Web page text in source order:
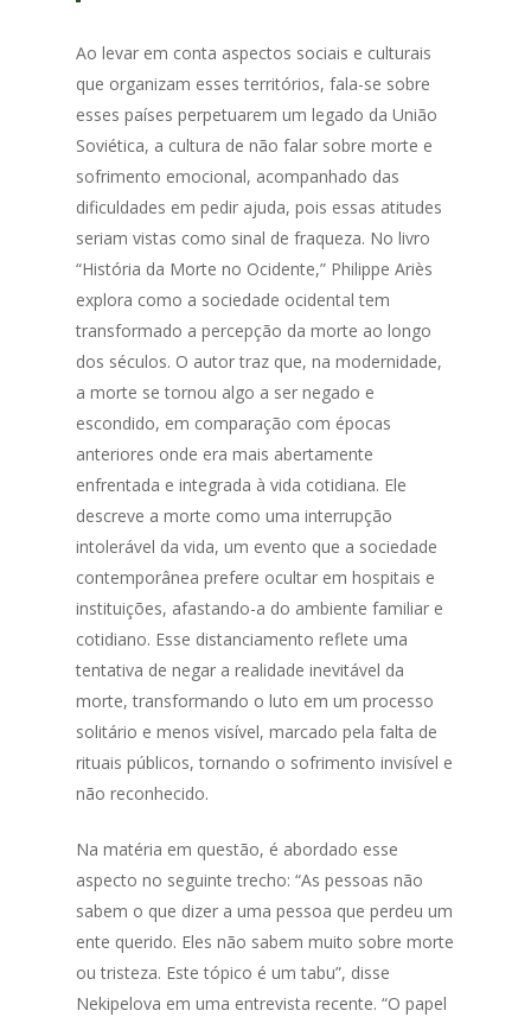
Ao levar em conta aspectos sociais e culturais
que organizam esses territórios, fala-se sobre
esses países perpetuarem um legado da União
Soviética, a cultura de não falar sobre morte e
sofrimento emocional, acompanhado das
dificuldades em pedir ajuda, pois essas atitudes
seriam vistas como sinal de fraqueza. No livro
“História da Morte no Ocidente,” Philippe Ariès
explora como a sociedade ocidental tem
transformado a percepção da morte ao longo
dos séculos. O autor traz que, na modernidade,
a morte se tornou algo a ser negado e
escondido, em comparação com épocas
anteriores onde era mais abertamente
enfrentada e integrada à vida cotidiana. Ele
descreve a morte como uma interrupção
intolerável da vida, um evento que a sociedade
contemporânea prefere ocultar em hospitais e
instituições, afastando-a do ambiente familiar e
cotidiano. Esse distanciamento reflete uma
tentativa de negar a realidade inevitável da
morte, transformando o luto em um processo
solitário e menos visível, marcado pela falta de
rituais públicos, tornando o sofrimento invisível e
não reconhecido.
Na matéria em questão, é abordado esse
aspecto no seguinte trecho: “As pessoas não
sabem o que dizer a uma pessoa que perdeu um
ente querido. Eles não sabem muito sobre morte
ou tristeza. Este tópico é um tabu”, disse
Nekipelova em uma entrevista recente. “O papel